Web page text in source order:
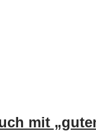
mit